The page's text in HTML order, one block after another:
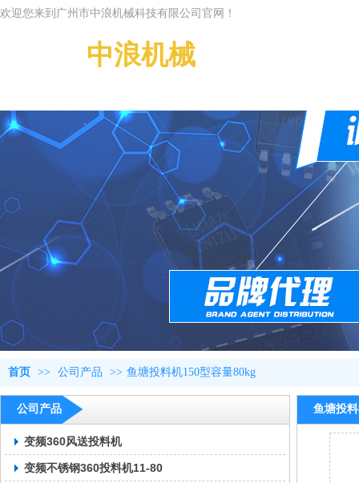
欢迎您来到广州市中浪机械科技有限公司官网！
中浪机械
首页 >> 公司产品 >> 鱼塘投料机150型容量80kg
公司产品
变频360风送投料机
变频不锈钢360投料机11-80
鱼塘投